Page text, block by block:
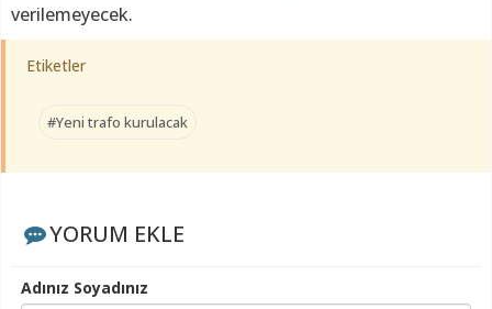
verilemeyecek.
Etiketler
#Yeni trafo kurulacak
YORUM EKLE
Adınız Soyadınız